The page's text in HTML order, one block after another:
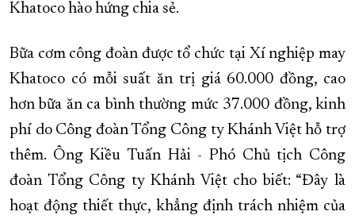
Khatoco hào hứng chia sẻ.
Bữa cơm công đoàn được tổ chức tại Xí nghiệp may
Khatoco có mỗi suất ăn trị giá 60.000 đồng, cao
hơn bữa ăn ca bình thường mức 37.000 đồng, kinh
phí do Công đoàn Tổng Công ty Khánh Việt hỗ trợ
thêm. Ông Kiều Tuấn Hải - Phó Chủ tịch Công
đoàn Tổng Công ty Khánh Việt cho biết: “Đây là
hoạt động thiết thực, khẳng định trách nhiệm của